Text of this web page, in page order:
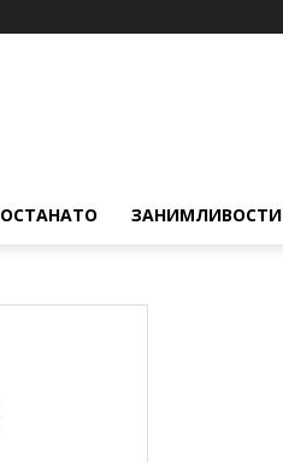
ОСТАНАТО ЗАНИМЛИВОСТИ